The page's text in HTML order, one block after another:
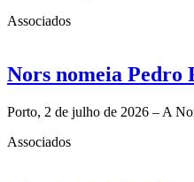
Associados
Nors nomeia
Porto, 2 de julho de 2026 – A
Associados